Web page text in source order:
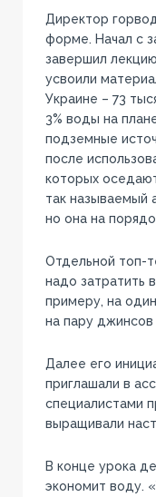
Директор
форме. Начал с
завершил
усвоили
Украине – 73
3% воды на
подземные
после
которых
так называемый
но она на
Отдельной топ-
надо затратить
примеру, на
на пару
Далее его
приглашали в
специалистами
выращивали
В конце урока
экономит воду.